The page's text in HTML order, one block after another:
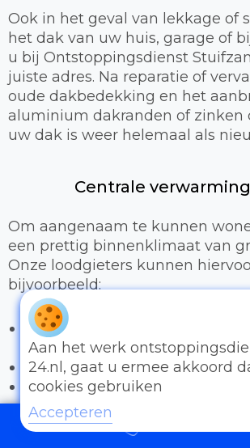
Ook in het geval van lekkage of
het dak van uw huis, garage of
u bij Ontstoppingsdienst
juiste adres. Na reparatie of
oude dakbedekking en het
aluminium dakranden of zinken
uw dak is weer helemaal als
Centrale verwarming
Om aangenaam te kunnen
een prettig binnenklimaat van
Onze loodgieters kunnen
bijvoorbeeld:
Het uitbreiden of compleet
een cv-installatie
Vervangen van radiatoren/
Vloerverwarming
Aan het werk
24.nl, gaat u ermee akkoord
cookies gebruiken
Accepteren